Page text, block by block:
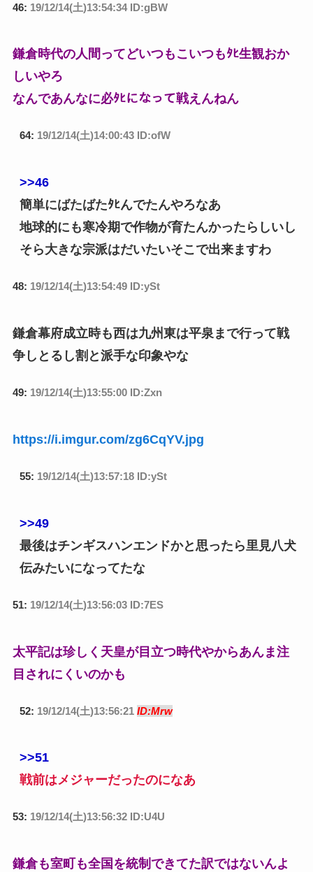
46: 19/12/14(土)13:54:34 ID:gBW
鎌倉時代の人間ってどいつもこいつもﾀﾋ生観おか
しいやろ
なんであんなに必ﾀﾋになって戦えんねん
64: 19/12/14(土)14:00:43 ID:ofW
>>46
簡単にばたばたﾀﾋんでたんやろなあ
地球的にも寒冷期で作物が育たんかったらしいし
そら大きな宗派はだいたいそこで出来ますわ
48: 19/12/14(土)13:54:49 ID:ySt
鎌倉幕府成立時も西は九州東は平泉まで行って戦
争しとるし割と派手な印象やな
49: 19/12/14(土)13:55:00 ID:Zxn
https://i.imgur.com/zg6CqYV.jpg
55: 19/12/14(土)13:57:18 ID:ySt
>>49
最後はチンギスハンエンドかと思ったら里見八犬
伝みたいになってたな
51: 19/12/14(土)13:56:03 ID:7ES
太平記は珍しく天皇が目立つ時代やからあんま注
目されにくいのかも
52: 19/12/14(土)13:56:21 ID:Mrw
>>51
戦前はメジャーだったのになあ
53: 19/12/14(土)13:56:32 ID:U4U
鎌倉も室町も全国を統制できてた訳ではないんよ